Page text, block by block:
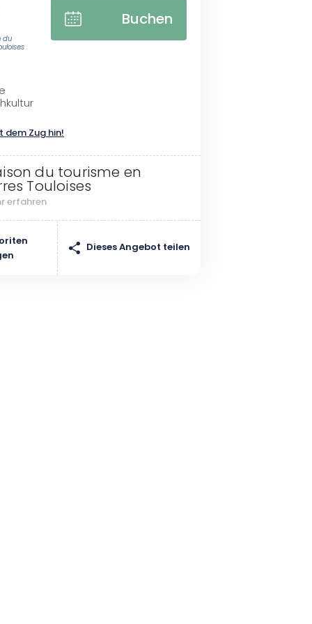
du
Buchen
dem Zug hin!
du tourisme en
Touloises
erfahren
Dieses Angebot teilen